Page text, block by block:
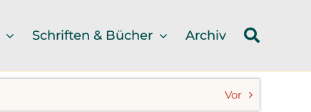
Schriften & Bücher Archiv
Vor